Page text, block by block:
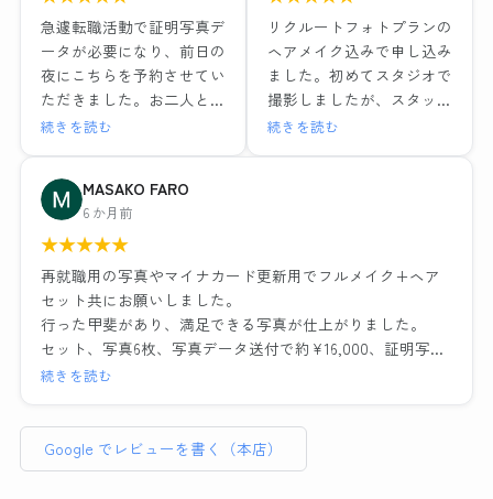
1組ごとの撮影で落ち着い
た環境と、ヘアメイクや撮
影も担当の方がとても丁寧
な対応でした。レタッチも
その場で説明を受けながら
多く頂けました。お二人に
感謝の気持ちでいっぱいで
す。
ヘアメイクも撮影もレタッ
チも全て大満足でした！！
最近よくある就活写真専門
のチェーン店とは一つ一つ
の工程の丁寧さが全然違い
くださるので、他店でガッ
カリした経験がある方には
是非おすすめしたい。
わたしのように撮り直しで
素敵な写真を作成いただ
急遽転職活動で証明写真デ
ータが必要になり、前日の
夜にこちらを予約させてい
ただきました。お二人とも
とても優しい方でメイクも
はそのまま社員証に使って
も問題ないくらい綺麗に仕
上げていただき、データも
即日送っていただけたので
大変助かりました。
ノーメイクで、と準備のと
ころに記載されてましたが
どうしても眉だけは描いて
までも大丈夫ですよ〜と優
しく仰ってくださったの
続きを読む
リクルートフォトプランの
ヘアメイク込みで申し込み
ました。初めてスタジオで
撮影しましたが、スタッフ
の方が笑顔で話しやすい雰
にも答えていただきとても
撮影の時に顔の角度や傾
き、服や髪の毛の乱れなど
なりました。修正も細かい
ところまで丁寧に手作業で
続きを読む
MASAKO FARO
6 か月前
★★★★★
再就職用の写真やマイナカード更新用でフルメイク+ヘア
セット共にお願いしました。
行った甲斐があり、満足できる写真が仕上がりました。
セット、写真6枚、写真データ送付で約¥16,000、証明写真
のボックスに入って撮れば数百円・・・決して安くはあり
普段被写体になることがなく、スーツ姿になる事も滅多に
続きを読む
Google でレビューを書く（本店）